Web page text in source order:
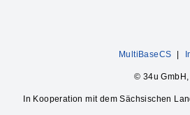
MultiBaseCS |
© 34u
In Kooperation mit dem Sächsischen